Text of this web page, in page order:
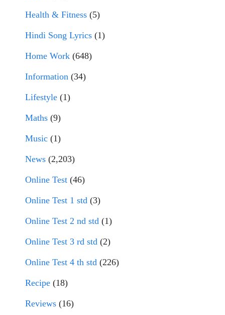
Health & Fitness (5)
Hindi Song Lyrics (1)
Home Work (648)
Information (34)
Lifestyle (1)
Maths (9)
Music (1)
News (2,203)
Online Test (46)
Online Test 1 std (3)
Online Test 2 nd std (1)
Online Test 3 rd std (2)
Online Test 4 th std (226)
Recipe (18)
Reviews (16)